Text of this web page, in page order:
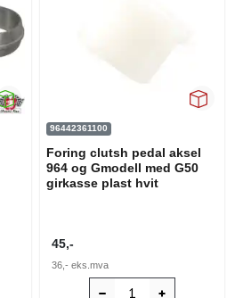
96442361100
Foring clutsh pedal aksel
964 og Gmodell med G50
girkasse plast hvit
45,-
36,- eks.mva